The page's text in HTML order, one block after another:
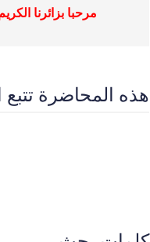
مرحبا بزائرنا
هذه المحاضرة تتبع